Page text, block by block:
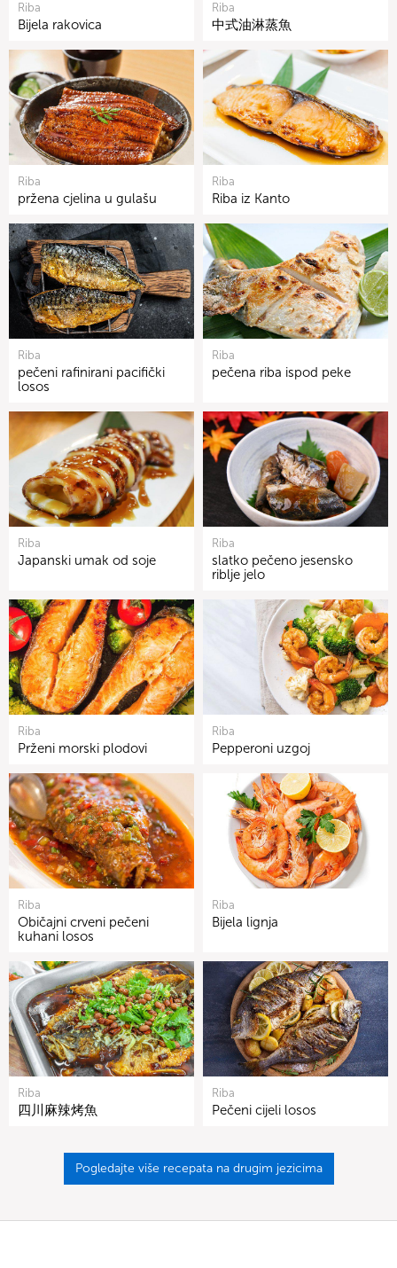
Riba
Bijela rakovica
Riba
中式油淋蒸魚
Riba
pržena cjelina u gulašu
Riba
Riba iz Kanto
Riba
pečeni rafinirani pacifički
losos
Riba
pečena riba ispod peke
Riba
Japanski umak od soje
Riba
slatko pečeno jesensko
riblje jelo
Riba
Prženi morski plodovi
Riba
Pepperoni uzgoj
Riba
Običajni crveni pečeni
kuhani losos
Riba
Bijela lignja
Riba
四川麻辣烤魚
Riba
Pečeni cijeli losos
Pogledajte više recepata na drugim jezicima